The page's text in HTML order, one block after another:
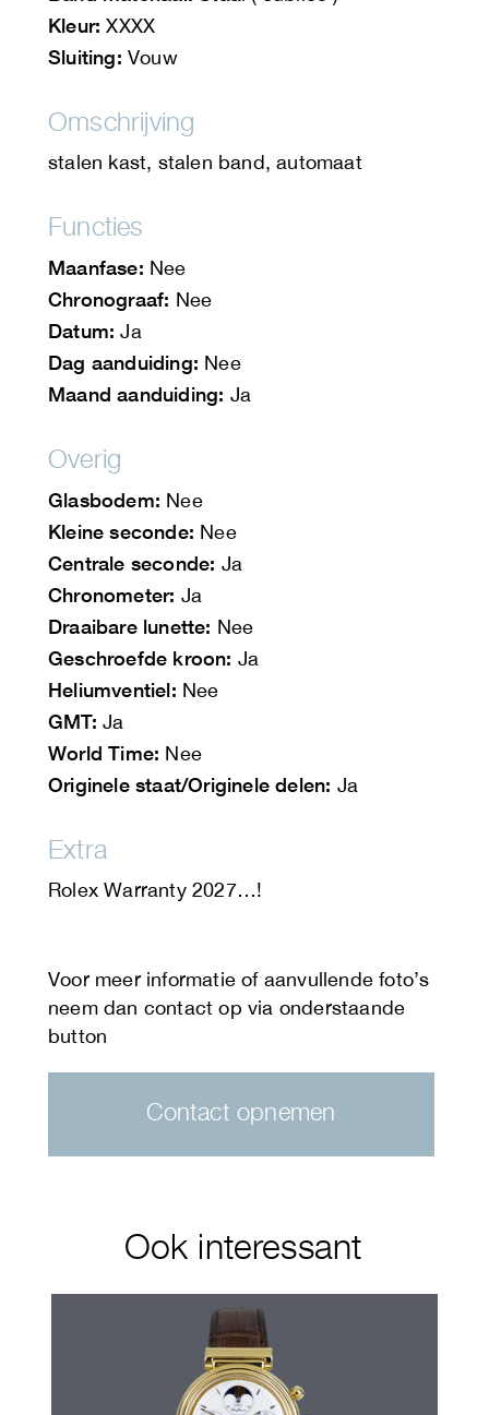
Kleur: XXXX
Sluiting: Vouw
Omschrijving
stalen kast, stalen band, automaat
Functies
Maanfase: Nee
Chronograaf: Nee
Datum: Ja
Dag aanduiding: Nee
Maand aanduiding: Ja
Overig
Glasbodem: Nee
Kleine seconde: Nee
Centrale seconde: Ja
Chronometer: Ja
Draaibare lunette: Nee
Geschroefde kroon: Ja
Heliumventiel: Nee
GMT: Ja
World Time: Nee
Originele staat/Originele delen: Ja
Extra
Rolex Warranty 2027…!
Contact opnemen
Ook interessant